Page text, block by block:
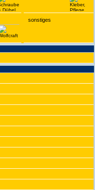
sonstiges